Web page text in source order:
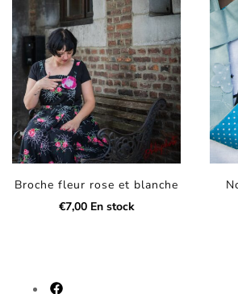
Broche fleur rose et blanche
€7,00 En stock